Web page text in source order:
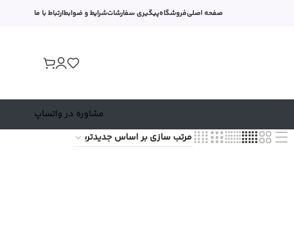
صفحه اصلیفروشگاهپیگیری سفارشاتشرایط و ضوابطارتباط با ما
مشاوره در واتساپ